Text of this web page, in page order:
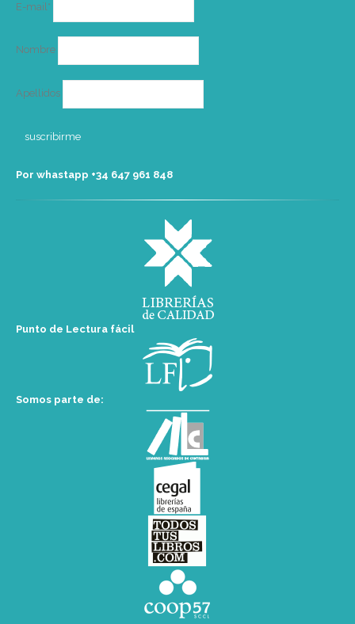
E-mail*
Nombre
Apellidos
Por whastapp +34 ‭647 961 848‬
Punto de Lectura fácil
Somos parte de: